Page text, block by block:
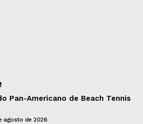
Pan-Americano de Beach Tennis
agosto de 2026